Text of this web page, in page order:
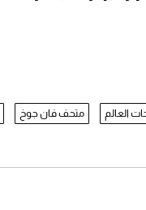
العالم متحف فان جوخ